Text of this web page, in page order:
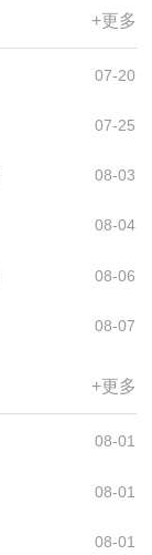
+更多
07-20
07-25
08-03
08-04
08-06
08-07
+更多
08-01
08-01
08-01